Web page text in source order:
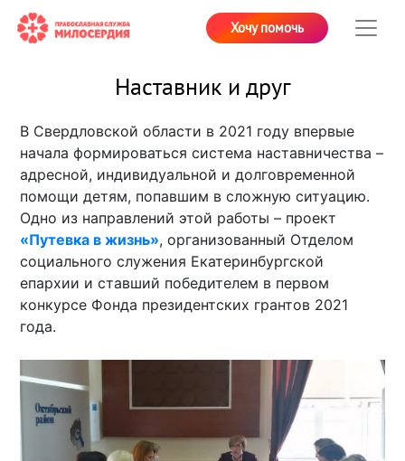
Хочу помочь
Наставник и друг
В Свердловской области в 2021 году впервые
начала формироваться система наставничества –
адресной, индивидуальной и долговременной
помощи детям, попавшим в сложную ситуацию.
Одно из направлений этой работы – проект
«Путевка в жизнь», организованный Отделом
социального служения Екатеринбургской
епархии и ставший победителем в первом
конкурсе Фонда президентских грантов 2021
года.